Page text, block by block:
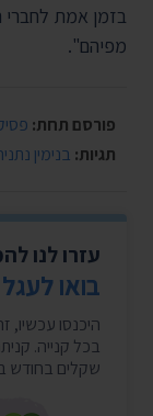
בזמן אמת לחברי
מפיהם".
פורסם תחת:
תגיות: בנימין
עזרו לנו
בואו
היכנסו עכשיו,
שקלים בחודש